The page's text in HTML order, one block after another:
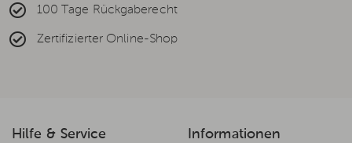
100 Tage Rückgaberecht
Zertifizierter Online-Shop
Hilfe & Service Informationen